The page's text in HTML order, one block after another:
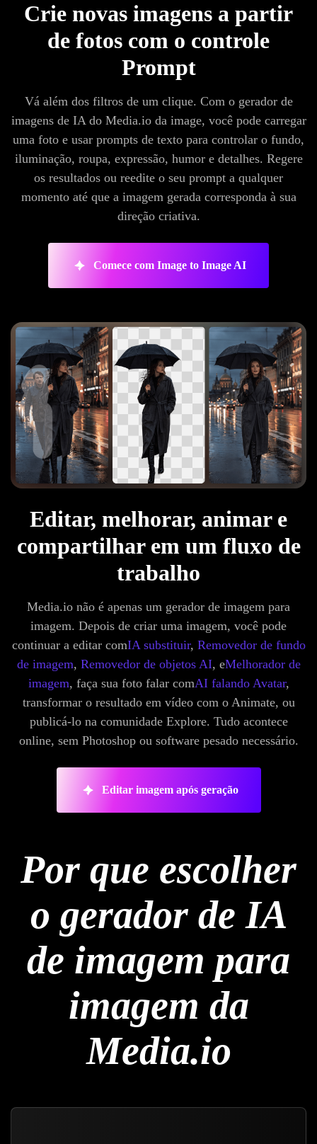
Crie novas imagens a partir
de fotos com o controle
Prompt
Vá além dos filtros de um clique. Com o gerador de
imagens de IA do Media.io da image, você pode carregar
uma foto e usar prompts de texto para controlar o fundo,
iluminação, roupa, expressão, humor e detalhes. Regere
os resultados ou reedite o seu prompt a qualquer
momento até que a imagem gerada corresponda à sua
direção criativa.
Comece com Image to Image AI
Editar, melhorar, animar e
compartilhar em um fluxo de
trabalho
Media.io não é apenas um gerador de imagem para
imagem. Depois de criar uma imagem, você pode
continuar a editar comIA substituir, Removedor de fundo
de imagem, Removedor de objetos AI, eMelhorador de
imagem, faça sua foto falar comAI falando Avatar,
transformar o resultado em vídeo com o Animate, ou
publicá-lo na comunidade Explore. Tudo acontece
online, sem Photoshop ou software pesado necessário.
Editar imagem após geração
Por que escolher
o gerador de IA
de imagem para
imagem da
Media.io